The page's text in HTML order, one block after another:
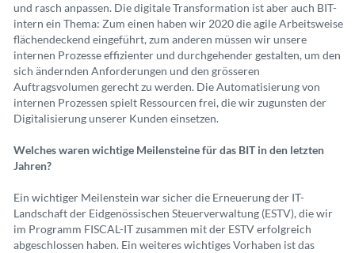
und rasch anpassen. Die digitale Transformation ist aber auch BIT-
intern ein Thema: Zum einen haben wir 2020 die agile Arbeitsweise
flächendeckend eingeführt, zum anderen müssen wir unsere
internen Prozesse effizienter und durchgehender gestalten, um den
sich ändernden Anforderungen und den grösseren
Auftragsvolumen gerecht zu werden. Die Automatisierung von
internen Prozessen spielt Ressourcen frei, die wir zugunsten der
Digitalisierung unserer Kunden einsetzen.
Welches waren wichtige Meilensteine für das BIT in den letzten
Jahren?
Ein wichtiger Meilenstein war sicher die Erneuerung der IT-
Landschaft der Eidgenössischen Steuerverwaltung (ESTV), die wir
im Programm FISCAL-IT zusammen mit der ESTV erfolgreich
abgeschlossen haben. Ein weiteres wichtiges Vorhaben ist das